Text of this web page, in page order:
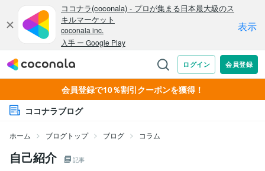
会員登録で10％割引クーポンを獲得！
ココナラブログ
ホーム ブログトップ ブログ コラム
自己紹介 記事